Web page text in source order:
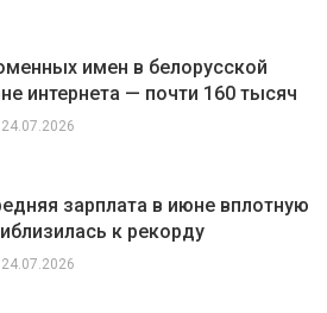
имен в белорусской
интернета — почти 160 тысяч
24.07.2026
зарплата в июне вплотную
к рекорду
24.07.2026